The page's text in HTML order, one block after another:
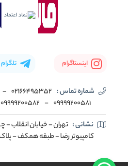
اینستاگرام تلگرام
شماره تماس : 02166495352
-
09999200581
-
09999200582
نشانی : تهران - خیابان انقلاب -
کامپیوتر رضا - طبقه همکف - پلاک